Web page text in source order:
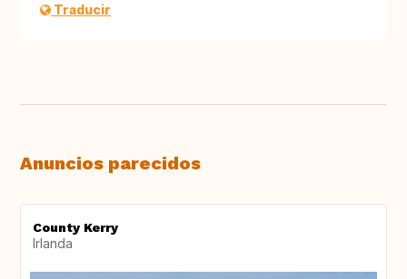
Traducir
Anuncios parecidos
County Kerry
Irlanda